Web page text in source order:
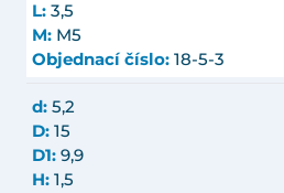
L: 3,5
M: M5
Objednací číslo: 18-5-3
d: 5,2
D: 15
D1: 9,9
H: 1,5